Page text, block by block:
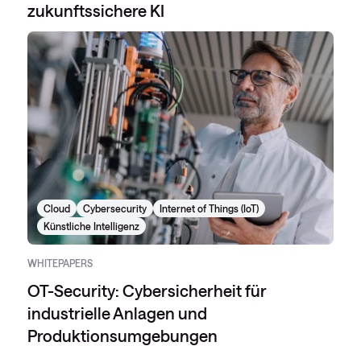
zukunftssichere KI
Cloud Cybersecurity
Internet of Things (IoT)
Künstliche Intelligenz
WHITEPAPERS
OT-Security: Cybersicherheit für
industrielle Anlagen und
Produktionsumgebungen